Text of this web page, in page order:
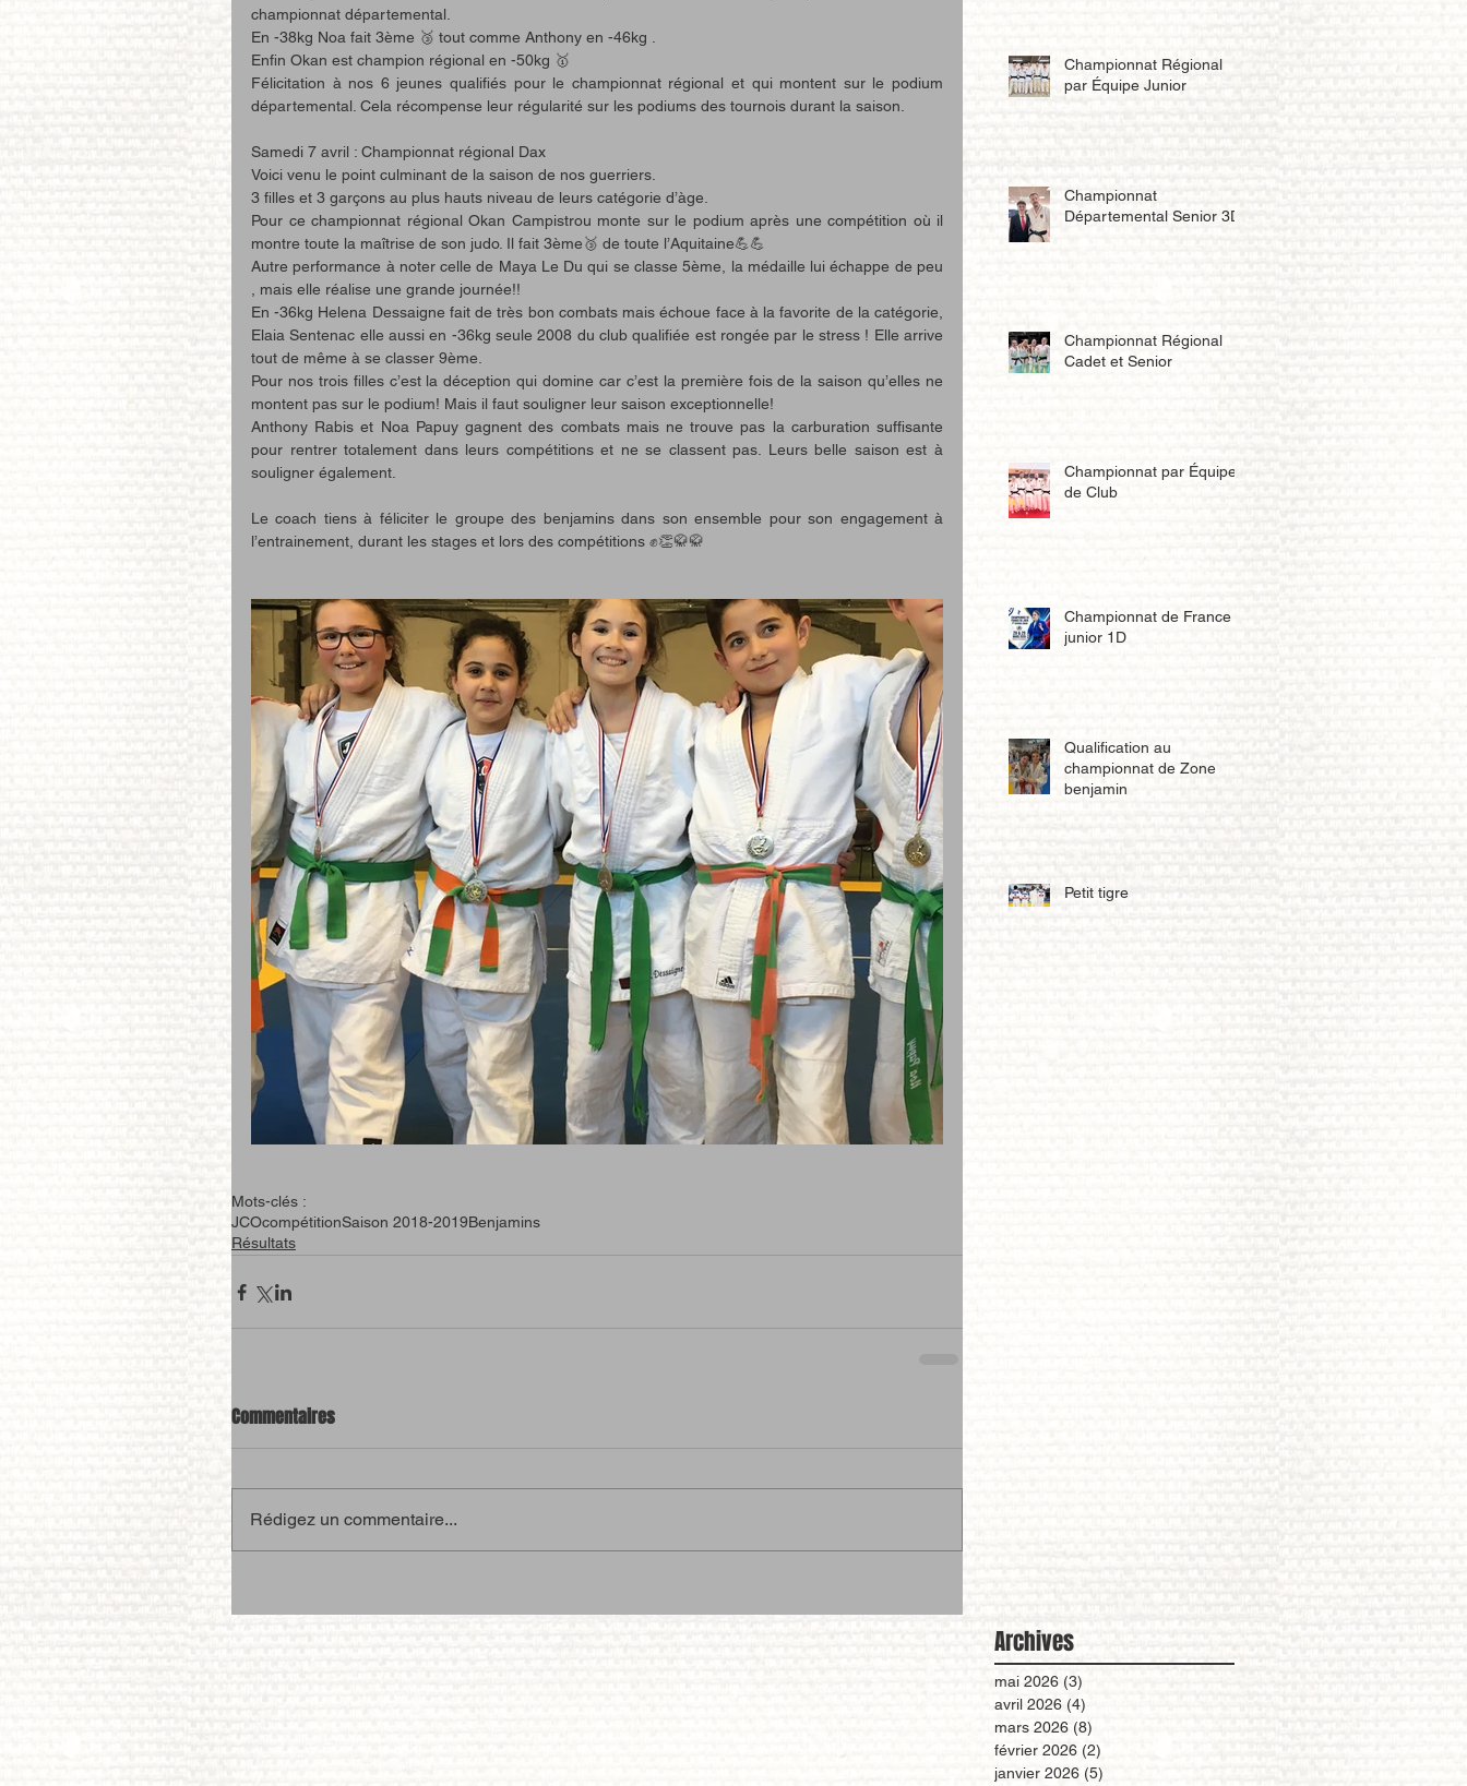
championnat départemental.
En -38kg Noa fait 3ème 🥉 tout comme Anthony en -46kg .
Enfin Okan est champion régional en -50kg 🥇
Félicitation à nos 6 jeunes qualifiés pour le championnat régional et qui montent sur le podium
départemental. Cela récompense leur régularité sur les podiums des tournois durant la saison.
Samedi 7 avril : Championnat régional Dax
Voici venu le point culminant de la saison de nos guerriers.
3 filles et 3 garçons au plus hauts niveau de leurs catégorie d’àge.
Pour ce championnat régional Okan Campistrou monte sur le podium après une compétition où il
montre toute la maîtrise de son judo. Il fait 3ème🥉 de toute l’Aquitaine💪💪
Autre performance à noter celle de Maya Le Du qui se classe 5ème, la médaille lui échappe de peu
, mais elle réalise une grande journée!!
En -36kg Helena Dessaigne fait de très bon combats mais échoue face à la favorite de la catégorie,
Elaia Sentenac elle aussi en -36kg seule 2008 du club qualifiée est rongée par le stress ! Elle arrive
tout de même à se classer 9ème.
Pour nos trois filles c’est la déception qui domine car c’est la première fois de la saison qu’elles ne
montent pas sur le podium! Mais il faut souligner leur saison exceptionnelle!
Anthony Rabis et Noa Papuy gagnent des combats mais ne trouve pas la carburation suffisante
pour rentrer totalement dans leurs compétitions et ne se classent pas. Leurs belle saison est à
souligner également.
Le coach tiens à féliciter le groupe des benjamins dans son ensemble pour son engagement à
l’entrainement, durant les stages et lors des compétitions ✊👏🥋🥋
Mots-clés :
JCOcompétitionSaison 2018-2019Benjamins
Résultats
Commentaires
Rédigez un commentaire...
Championnat Régional
par Équipe Junior
Championnat
Départemental Senior 3D
Championnat Régional
Cadet et Senior
Championnat par Équipe
de Club
Championnat de France
junior 1D
Qualification au
championnat de Zone
benjamin
Petit tigre
Archives
mai 2026 (3)
avril 2026 (4)
mars 2026 (8)
février 2026 (2)
janvier 2026 (5)